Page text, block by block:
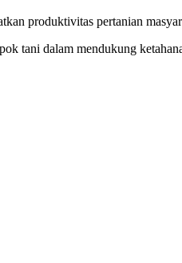
produktivitas pertanian
tani dalam mendukung